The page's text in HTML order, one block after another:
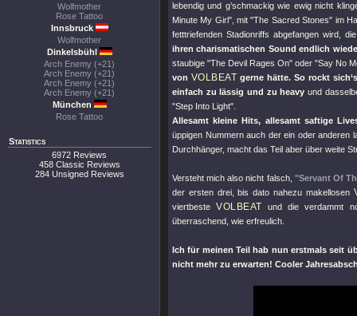
Wolfmother
Rose Tattoo
Innsbruck
Wolfmother
Dinkelsbühl
Arch Enemy (+21)
Arch Enemy (+21)
Arch Enemy (+21)
Arch Enemy (+21)
München
Rose Tattoo
Statistics
6972 Reviews
458 Classic Reviews
284 Unsigned Reviews
lebendig und g’schmackig wie ewig nicht
Minute My Girl", mit"The Sacred Stones" im
fetttriefenden Stadionriffs abgefangen wird,
ihren charismatischen Sound endlich
staubige"The Devil Rages On" oder"Say No
von VOLBEAT gerne hätte. So rockt
einfach zu lässig und zu heavy und
"Step Into Light"
Allesamt kleine Hits, allesamt saftige
üppigen Nummern auch der ein oder
Durchhänger, macht das Teil aber über weite
Versteht mich also nicht falsch, "Servant Of
der ersten drei, bis dato nahezu makellosen
viertbesteVOLBEAT und die verdammt
überraschend, wie erfreulich.
Ich für meinen Teil hab nun erstmals seit
nicht mehr zu erwarten! Cooler